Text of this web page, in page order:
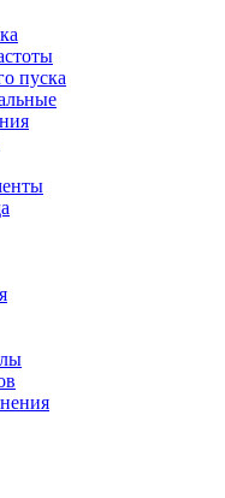
пуска